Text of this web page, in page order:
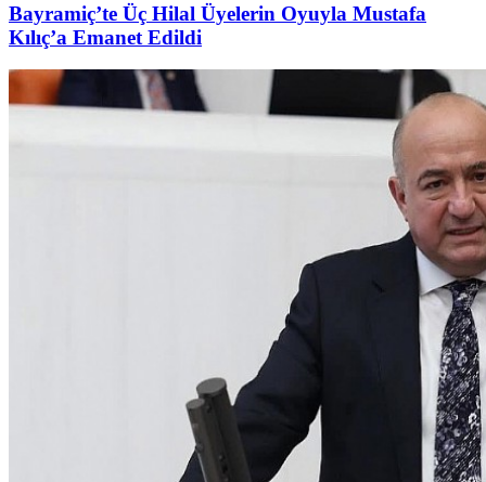
Bayramiç’te Üç Hilal Üyelerin Oyuyla Mustafa
Kılıç’a Emanet Edildi